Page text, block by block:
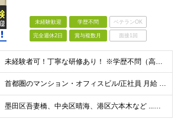
未経験歓迎 学歴不問 ベテランOK
完全週休2日 賞与複数月 面接1回
未経験者可！丁寧な研修あり！ ※学歴不問（高卒OK） ※年齢不問（20代、30代、40代、50代まで幅広い世代が活躍中）
首都圏のマンション・オフィスビル/正社員 月給 320,000円～（自衛消防技術資格者・経験者） 月給 300,000円～（未経験者） ※固定残業代30h含む 昇給あり 賞与あり
墨田区吾妻橋、中央区晴海、港区六本木など ...他複数あり